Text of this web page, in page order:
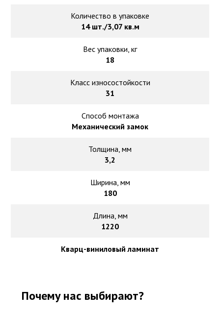
Количество в упаковке
14 шт./3,07 кв.м
Вес упаковки, кг
18
Класс износостойкости
31
Способ монтажа
Механический замок
Толщина, мм
3,2
Ширина, мм
180
Длина, мм
1220
Кварц-виниловый ламинат
Почему нас выбирают?